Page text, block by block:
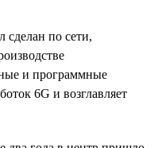
сделан по сети,
и программные
6G и возглавляет